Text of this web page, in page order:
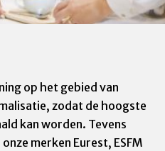
op het gebied van
zodat de hoogste
kan worden. Tevens
merken Eurest, ESFM